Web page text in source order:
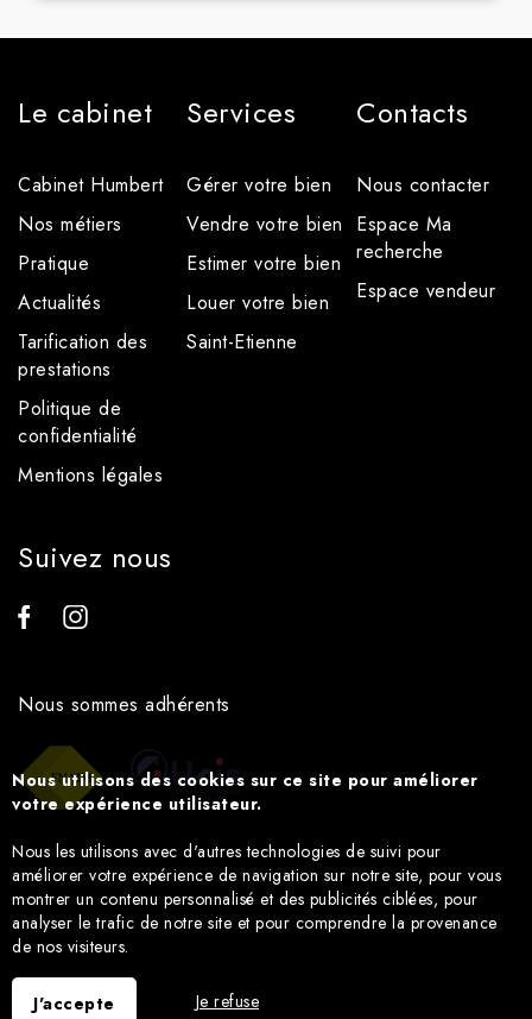
Le cabinet
Cabinet Humbert
Nos métiers
Pratique
Actualités
Tarification des
prestations
Politique de
confidentialité
Mentions légales
Services
Gérer votre bien
Vendre votre bien
Estimer votre bien
Louer votre bien
Saint-Etienne
Contacts
Nous contacter
Espace Ma
recherche
Espace vendeur
Suivez nous
Nous sommes adhérents
Nous utilisons des cookies sur ce site pour améliorer
votre expérience utilisateur.
Nous les utilisons avec d'autres technologies de suivi pour
améliorer votre expérience de navigation sur notre site, pour vous
montrer un contenu personnalisé et des publicités ciblées, pour
analyser le trafic de notre site et pour comprendre la provenance
de nos visiteurs.
J'accepte Je refuse